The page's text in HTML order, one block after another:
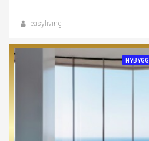
easyliving
NYBYGG